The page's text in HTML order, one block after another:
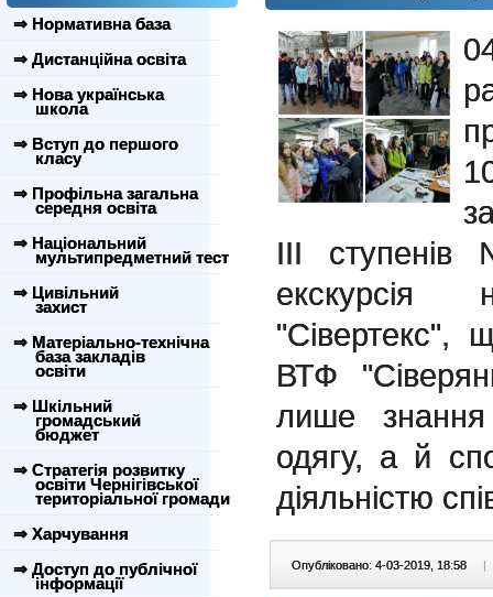
⇒ Нормативна база
⇒ Дистанційна освіта
⇒ Нова українська
школа
⇒ Вступ до першого
класу
⇒ Профільна загальна
середня освіта
⇒ Національний
мультипредметний тест
⇒ Цивільний
захист
⇒ Матеріально-технічна
база закладів
освіти
⇒ Шкільний
громадський
бюджет
⇒ Стратегія розвитку
освіти Чернігівської
територіальної громади
⇒ Харчування
⇒ Доступ до публічної
інформації
ІІІ
екскурсія
"Сівертекс",
ВТФ
лише
одягу, а й
діяльністю
Опубліковано: 4-03-2019, 18:58 |